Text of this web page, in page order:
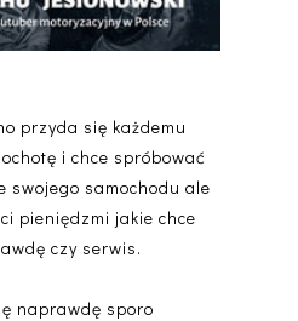
przyda się każdemu
i chce spróbować
swojego samochodu ale
pieniędzmi jakie chce
czy serwis.
naprawdę sporo